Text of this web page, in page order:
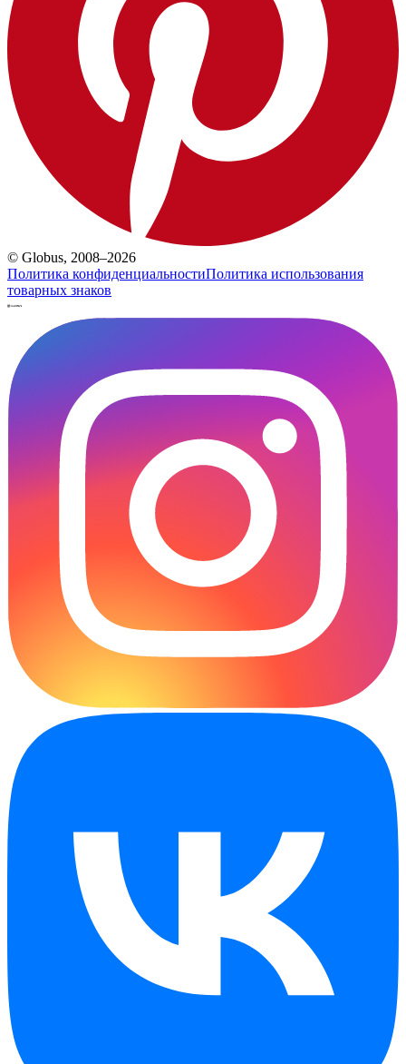
© Globus, 2008–2026
Политика конфиденциальностиПолитика использования
товарных знаков